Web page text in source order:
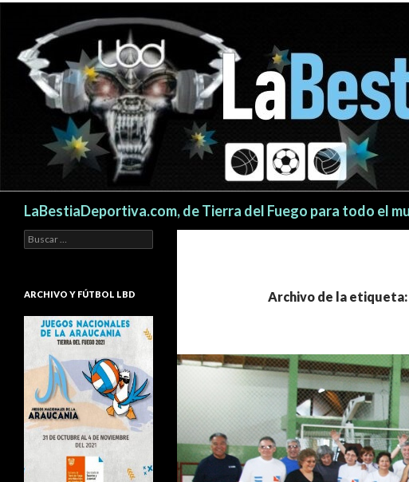
LaBestiaDeportiva.com, de Tierra del Fuego para todo el
Archivo de la
Buscar:
ARCHIVO Y FÚTBOL LBD